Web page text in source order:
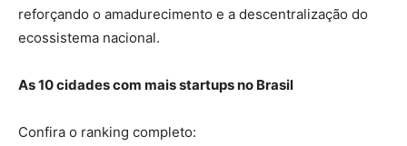
reforçando o amadurecimento e a descentralização do
ecossistema nacional.
As 10 cidades com mais startups no Brasil
Confira o ranking completo: